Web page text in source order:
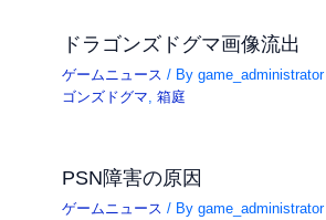
ドラゴンズドグマ画像流出
ゲームニュース / By
ゴンズドグマ,箱庭
PSN障害の原因
ゲームニュース / By